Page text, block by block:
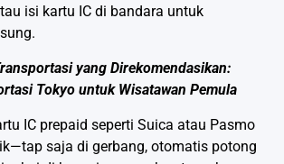
isi kartu IC di bandara untuk
yang Direkomendasikan:
Tokyo untuk Wisatawan Pemula
IC prepaid seperti Suica atau Pasmo
saja di gerbang, otomatis potong